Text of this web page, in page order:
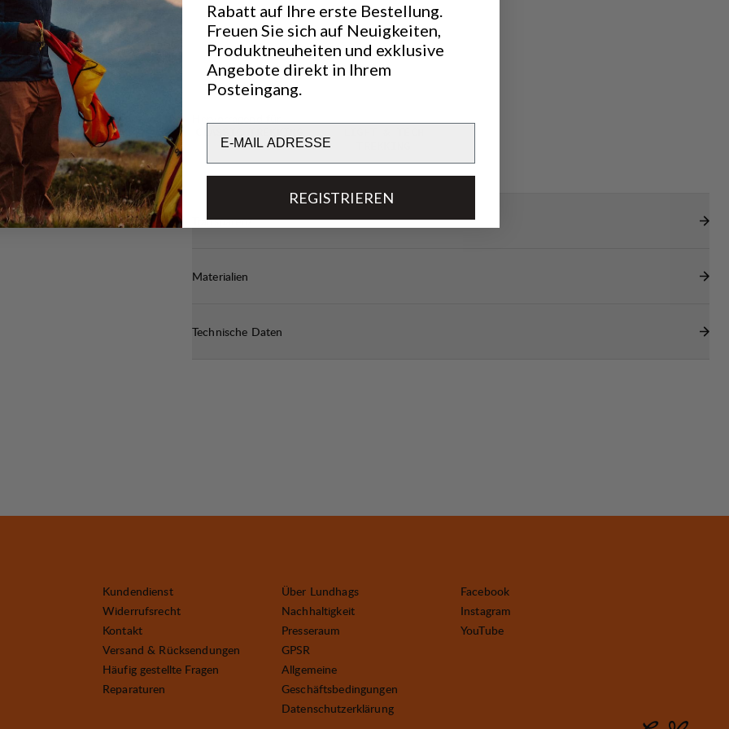
sleeve cuff
or under
to
Transparenz
Materialien
Technische Daten
Kundendienst
Widerrufsrecht
Kontakt
Versand & Rücksendungen
Häufig gestellte Fragen
Reparaturen
Über Lundhags
Nachhaltigkeit
Presseraum
GPSR
Allgemeine
Geschäftsbedingungen
Datenschutzerklärung
Facebook
Instagram
YouTube
Rabatt auf Ihre erste Bestellung.
Freuen Sie sich auf Neuigkeiten,
Produktneuheiten und exklusive
Angebote direkt in Ihrem
Posteingang.
REGISTRIEREN